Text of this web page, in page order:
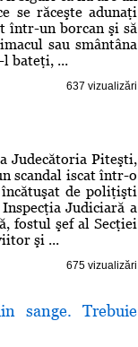
se răceşte adunaţi
într-un borcan şi să
sau smântâna
l bateţi, ...
637 vizualizări
Judecătoria Piteşti,
scandal iscat într-o
de poliţişti
Judiciară a
fostul şef al Secţiei
şi ...
675 vizualizări
sange. Trebuie